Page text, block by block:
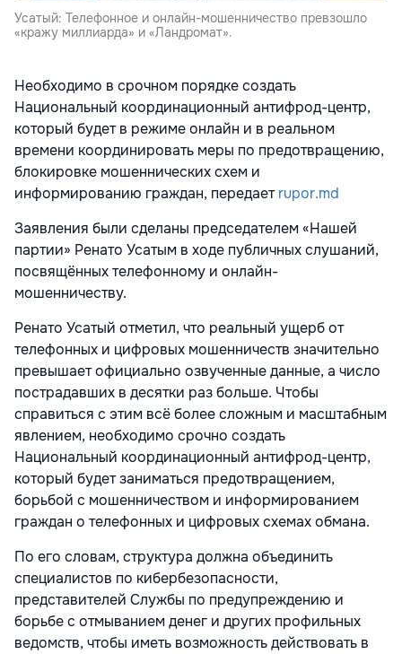
Усатый: Телефонное и онлайн-мошенничество превзошло
«кражу миллиарда» и «Ландромат».
Необходимо в срочном порядке создать
Национальный координационный антифрод-центр,
который будет в режиме онлайн и в реальном
времени координировать меры по предотвращению,
блокировке мошеннических схем и
информированию граждан, передаетrupor.md
Заявления были сделаны председателем «Нашей
партии» Ренато Усатым в ходе публичных слушаний,
посвящённых телефонному и онлайн-
мошенничеству.
Ренато Усатый отметил, что реальный ущерб от
телефонных и цифровых мошенничеств значительно
превышает официально озвученные данные, а число
пострадавших в десятки раз больше. Чтобы
справиться с этим всё более сложным и масштабным
явлением, необходимо срочно создать
Национальный координационный антифрод-центр,
который будет заниматься предотвращением,
борьбой с мошенничеством и информированием
граждан о телефонных и цифровых схемах обмана.
По его словам, структура должна объединить
специалистов по кибербезопасности,
представителей Службы по предупреждению и
борьбе с отмыванием денег и других профильных
ведомств, чтобы иметь возможность действовать в